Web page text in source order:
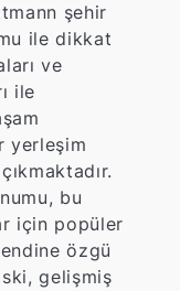
şehir
ile dikkat
ve
ile
yerleşim
bu
için popüler
özgü
gelişmiş